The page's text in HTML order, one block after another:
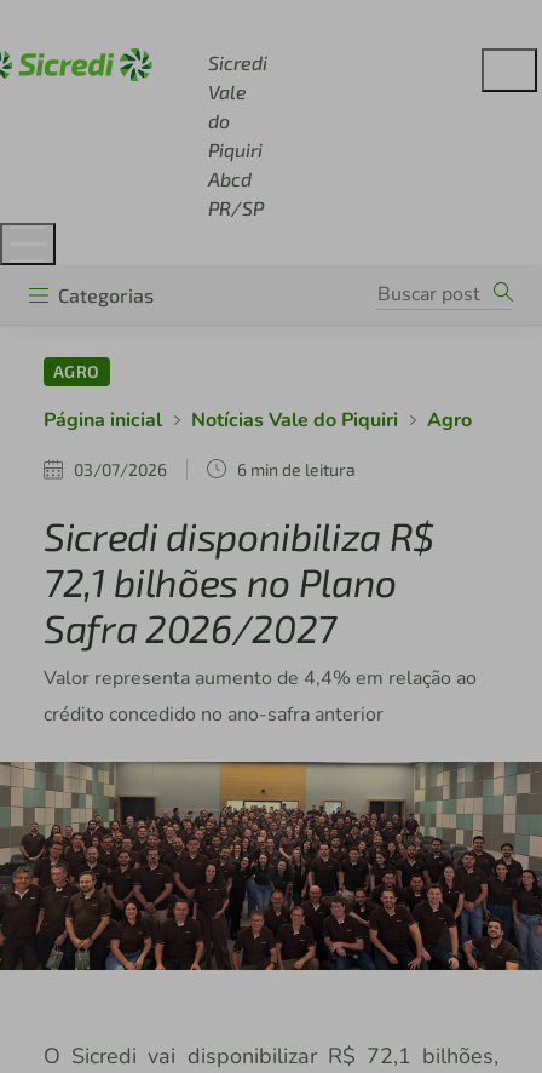
Sicredi
Vale
do
Piquiri
Abcd
PR/SP
Categorias
AGRO
Página inicial Notícias Vale do Piquiri Agro
03/07/2026 6 min de leitura
Sicredi disponibiliza R$
72,1 bilhões no Plano
Safra 2026/2027
Valor representa aumento de 4,4% em relação ao
crédito concedido no ano-safra anterior
O Sicredi vai disponibilizar R$ 72,1 bilhões,